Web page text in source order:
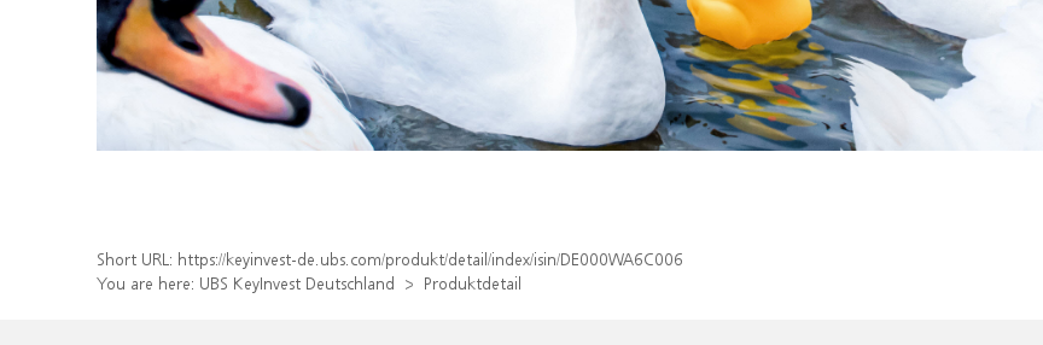
Short URL: https://keyinvest-de.ubs.com/produkt/detail/index/isin/DE000WA6C006
You are here: UBS KeyInvest Deutschland Produktdetail